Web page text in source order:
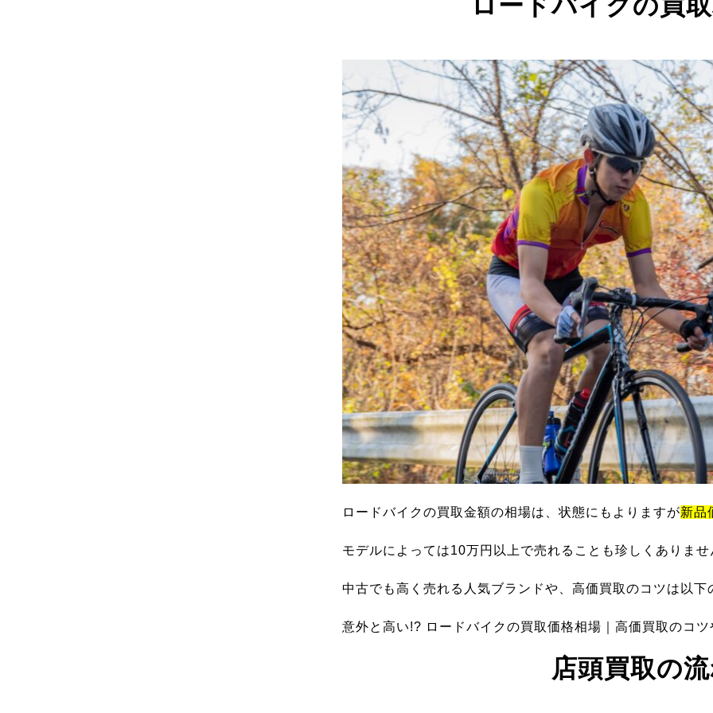
ロードバイクの買取金額の相場は、状態にもよりますが新品
モデルによっては10万円以上で売れることも珍しくありませ
中古でも高く売れる人気ブランドや、高価買取のコツは以
意外と高い!? ロードバイクの買取価格相場｜高価買取のコ
店頭買取の